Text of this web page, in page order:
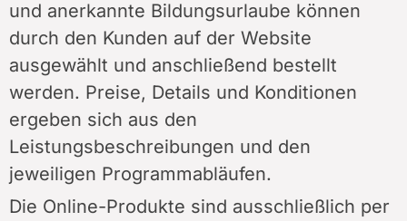
und anerkannte Bildungsurlaube können
durch den Kunden auf der Website
ausgewählt und anschließend bestellt
werden. Preise, Details und Konditionen
ergeben sich aus den
Leistungsbeschreibungen und den
jeweiligen Programmabläufen.
Die Online-Produkte sind ausschließlich per